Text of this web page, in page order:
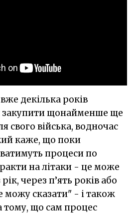
декілька років
закупити щонайменше ще
свого війська, водночас
каже, що поки
процеси по
на літаки - це може
через п’ять років або
можу сказати" - і також
тому, що сам процес